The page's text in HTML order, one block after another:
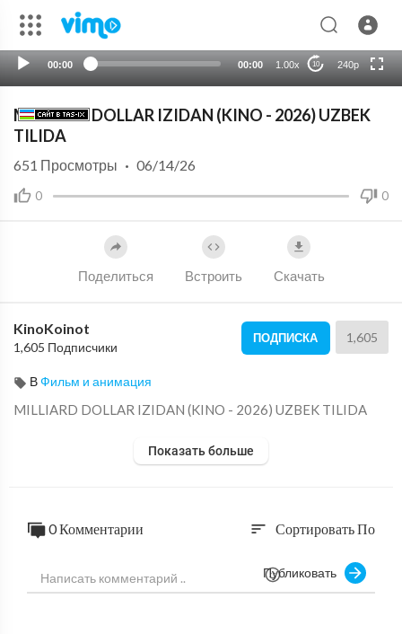
00:00 00:00 1.00x 10 240p
HD
MILLIARD DOLLAR IZIDAN (KINO - 2026) UZBEK
TILIDA
0 0
651 Просмотры · 06/14/26
Поделиться Встроить Скачать
KinoKoinot
1,605 Подписчики
ПОДПИСКА 1,605
ВФильм и анимация
⁣MILLIARD DOLLAR IZIDAN (KINO - 2026) UZBEK TILIDA
Показать больше
0 Комментарии sort Сортировать По
Публиковать